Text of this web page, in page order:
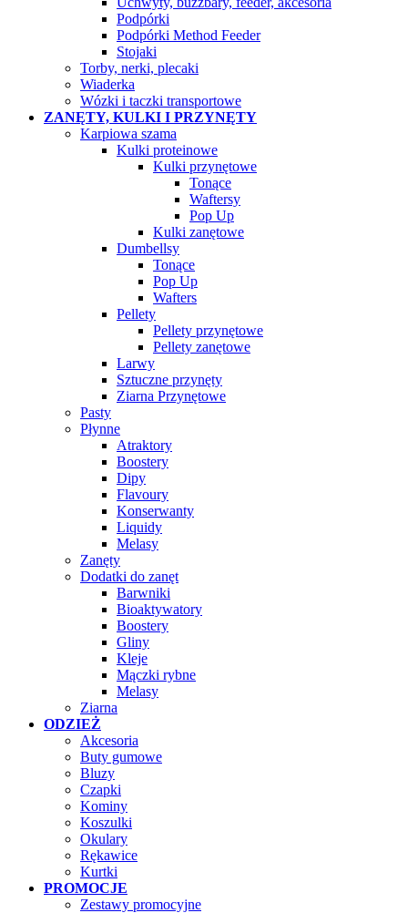
Podpórki
Podpórki Method Feeder
Stojaki
Torby, nerki, plecaki
Wiaderka
Wózki i taczki transportowe
ZANĘTY, KULKI I PRZYNĘTY
Karpiowa szama
Kulki proteinowe
Kulki przynętowe
Tonące
Waftersy
Pop Up
Kulki zanętowe
Dumbellsy
Tonące
Pop Up
Wafters
Pellety
Pellety przynętowe
Pellety zanętowe
Larwy
Sztuczne przynęty
Ziarna Przynętowe
Pasty
Płynne
Atraktory
Boostery
Dipy
Flavoury
Konserwanty
Liquidy
Melasy
Zanęty
Dodatki do zanęt
Barwniki
Bioaktywatory
Boostery
Gliny
Kleje
Mączki rybne
Melasy
Ziarna
ODZIEŻ
Akcesoria
Buty gumowe
Bluzy
Czapki
Kominy
Koszulki
Okulary
Rękawice
Kurtki
PROMOCJE
Zestawy promocyjne